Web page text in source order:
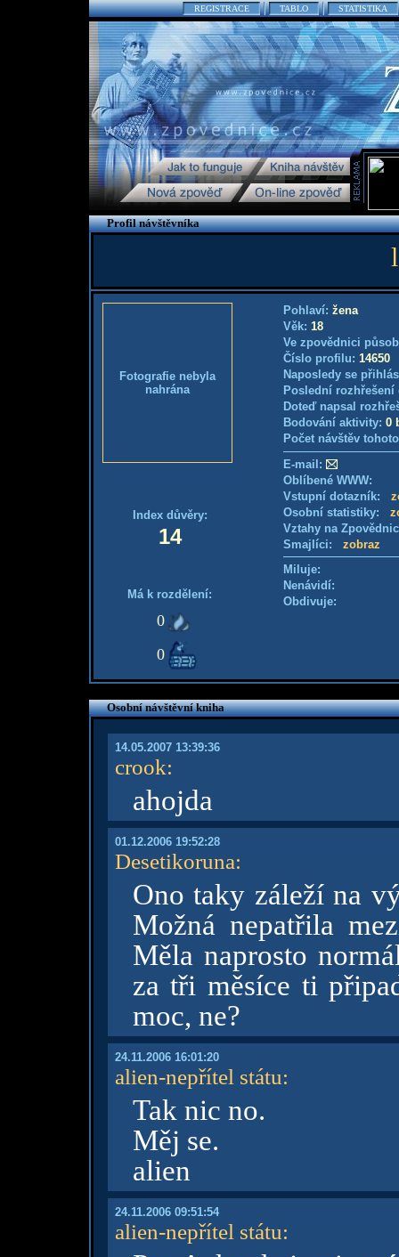
REGISTRACE TABLO STATISTIKA
Profil návštěvníka
Fotografie nebyla
nahrána
Index důvěry:
14
Má k rozdělení:
0
0
Pohlaví: žena
Věk: 18
Ve zpovědnici
Číslo profilu: 14650
Naposledy se
Poslední
Doteď napsal
Bodování aktivity: 0
Počet návštěv
E-mail:
Oblíbené WWW:
Vstupní dotazník:
Osobní statistiky:
Vztahy na
Smajlíci: zobraz
Miluje:
Nenávidí:
Obdivuje:
Osobní návštěvní kniha
14.05.2007 13:39:36
crook:
ahojda
01.12.2006 19:52:28
Desetikoruna:
Ono taky záleží na
Možná nepatřila
Měla naprosto
za tři měsíce ti
moc, ne?
24.11.2006 16:01:20
alien-nepřítel státu:
Tak nic no.
Měj se.
alien
24.11.2006 09:51:54
alien-nepřítel státu: